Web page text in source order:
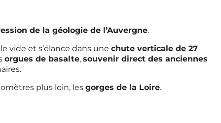
de la géologie de l’Auvergne.
vide et s’élance dans une chute verticale de 27
orgues de basalte, souvenir direct des anciennes
plus loin, les gorges de la Loire.